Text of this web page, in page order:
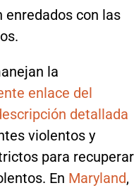
con las
la
enlace del
detallada
violentos y
para recuperar
En Maryland,